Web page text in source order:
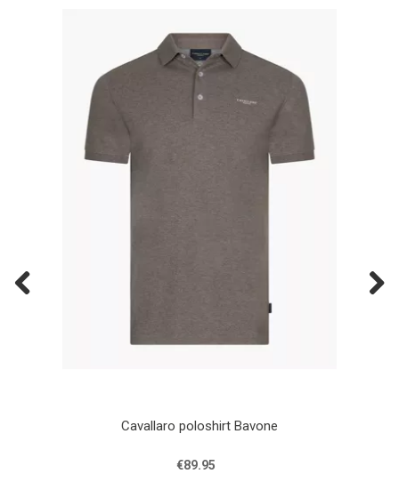
Cavallaro poloshirt Bavone
€89.95